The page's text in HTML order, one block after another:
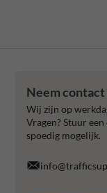
Neem contact
Wij zijn op
Vragen? Stuur
spoedig mogelijk.